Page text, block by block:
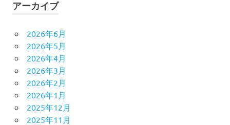
アーカイブ
2026年6月
2026年5月
2026年4月
2026年3月
2026年2月
2026年1月
2025年12月
2025年11月